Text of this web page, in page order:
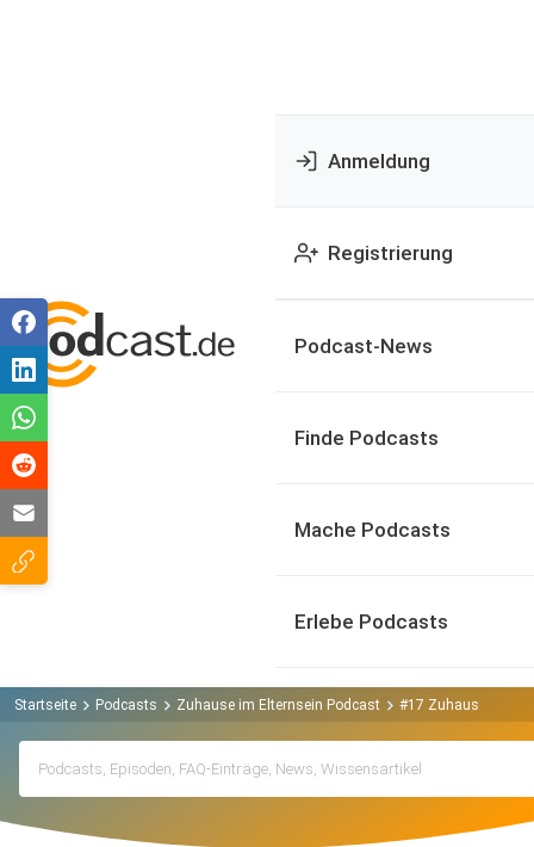
Anmeldung
Registrierung
Podcast-News
Finde Podcasts
Mache Podcasts
Erlebe Podcasts
Startseite Podcasts Zuhause im Elternsein Podcast #17 Zuhause im